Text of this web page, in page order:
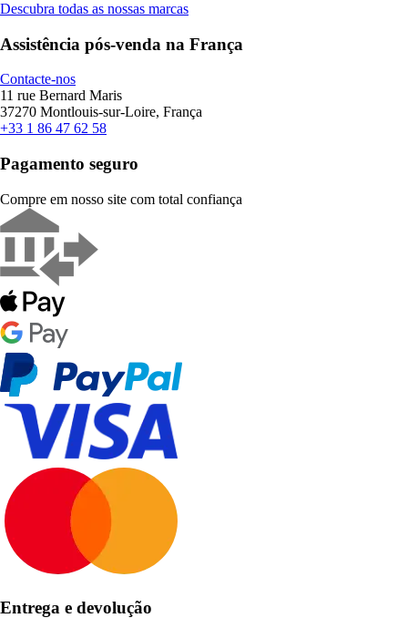
Descubra todas as nossas marcas
Assistência pós-venda na França
Contacte-nos
11 rue Bernard Maris
37270 Montlouis-sur-Loire, França
+33 1 86 47 62 58
Pagamento seguro
Compre em nosso site com total confiança
Entrega e devolução